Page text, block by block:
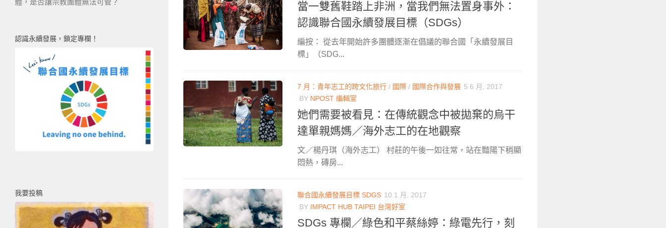
當一雙舊鞋踏上非洲，當我們無法置身事外：
認識聯合國永續發展目標（SDGs）
編按： 從去年開始許多團體逐漸在倡議的聯合國「永續發展目
標」（SDG...
7 月：青年志工的跨文化旅行 / 國際 / 國際合作與發展 5 6 月, 2017
BY NPOST 編輯室
她們需要被看見：在傳統觀念中被拋棄的烏干
達單親媽媽／海外志工的在地觀察
文／楊丹琪（海外志工） 村莊的午後一如往常，站在豔陽下稍顯
悶熱，磚房...
聯合國永續發展目標 SDGS 10 1 月, 2017
BY IMPACT HUB TAIPEI 台灣好室
SDGs 專欄／綠色和平蔡絲婷：綠電先行，刻
認識永續發展，鎖定專欄！
我要投稿